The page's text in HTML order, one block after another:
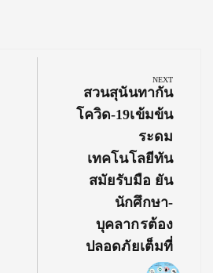
NEXT
Next
Post:
สวนสุนันทากัน
โควิด-19เข้มข้น
ระดม
เทคโนโลยีทัน
สมัยรับมือ ยัน
นักศึกษา-
บุคลากรต้อง
ปลอดภัยเต็มที่